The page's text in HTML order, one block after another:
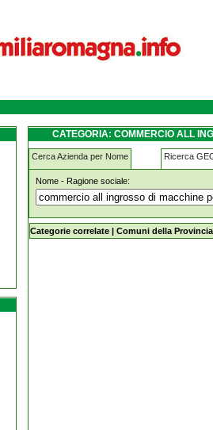
di-macchine-per-
CATEGORIA: COMMERCIO ALL
TOANO
Cerca Azienda per Nome Ricerca
Nome - Ragione sociale:
commercio-all-ingrosso-di-
Categorie correlate | Comuni della Provincia